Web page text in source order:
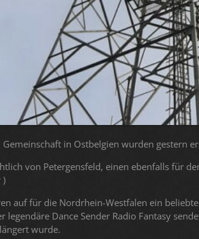
in Ostbelgien wurden gestern
von Petergensfeld, einen ebenfalls für
)
auf für die Nordrhein-Westfalen ein
legendäre Dance Sender Radio Fantasy
wurde.